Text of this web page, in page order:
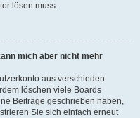
lösen muss.
mich aber nicht mehr
aus verschieden
löschen viele Boards
Beiträge geschrieben haben,
Sie sich einfach erneut